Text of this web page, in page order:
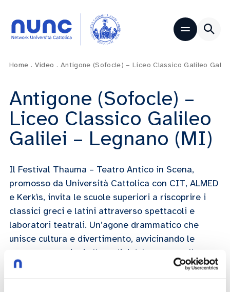
Home . Video . Antigone (Sofocle) – Liceo Classico Galileo
Antigone (Sofocle) –
Liceo Classico Galileo
Galilei – Legnano (MI)
Il Festival Thauma – Teatro Antico in Scena,
promosso da Università Cattolica con CIT, ALMED
e Kerkìs, invita le scuole superiori a riscoprire i
classici greci e latini attraverso spettacoli e
laboratori teatrali. Un’agone drammatico che
unisce cultura e divertimento, avvicinando le
nuove generazioni alle radici del teatro e alla
complessità del presente.